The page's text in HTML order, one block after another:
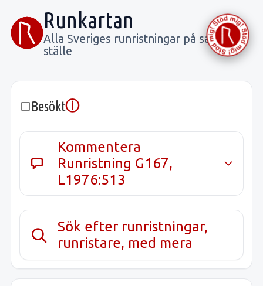
Runkartan
Alla Sveriges runristningar på samma
ställe
Besöktⓘ
Kommentera
Runristning G167,
L1976:513
Sök efter runristningar,
runristare, med mera